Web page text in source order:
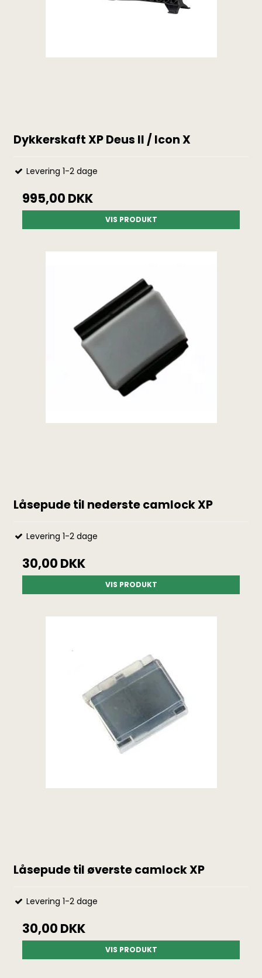
Dykkerskaft XP Deus II / Icon X
Levering 1-2 dage
995,00 DKK
VIS PRODUKT
Låsepude til nederste camlock XP
Levering 1-2 dage
30,00 DKK
VIS PRODUKT
Låsepude til øverste camlock XP
Levering 1-2 dage
30,00 DKK
VIS PRODUKT